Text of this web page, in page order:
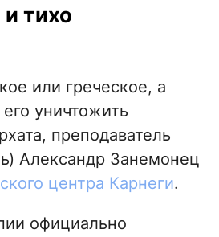
тихо
или греческое, а
его уничтожить
преподаватель
Александр Занемонец
центра Карнеги.
официально